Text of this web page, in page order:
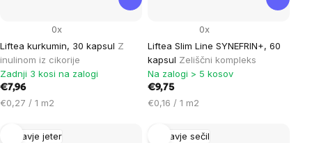
Liftea kurkumin, 30 kapsul Z
inulinom iz cikorije
0x
Zadnji 3 kosi na zalogi
€7,96
Cena
enoto:
€0,27 / 1 m2
Liftea Slim Line SYNEFRIN+, 60
kapsul Zeliščni kompleks
0x
Na zalogi > 5 kosov
€9,75
Cena
enoto:
€0,16 / 1 m2
Zdravje jeter Zdravje sečil